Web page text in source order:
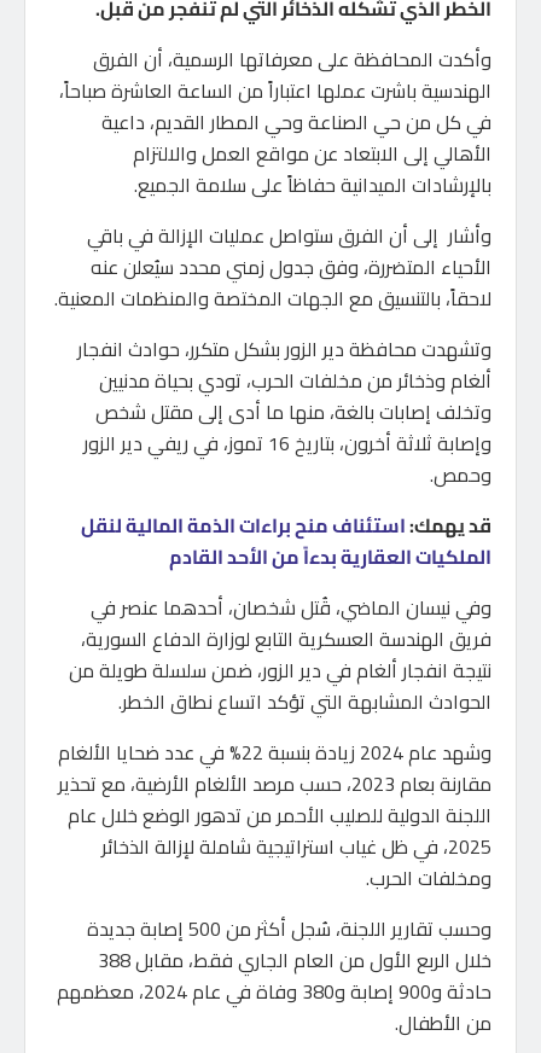
الخطر الذي تشكله الذخائر التي لم تنفجر من قبل.
وأكدت المحافظة على معرفاتها الرسمية، أن الفرق
الهندسية باشرت عملها اعتباراً من الساعة العاشرة صباحاً،
في كل من حي الصناعة وحي المطار القديم، داعية
الأهالي إلى الابتعاد عن مواقع العمل والالتزام
بالإرشادات الميدانية حفاظاً على سلامة الجميع.
وأشار إلى أن الفرق ستواصل عمليات الإزالة في باقي
الأحياء المتضررة، وفق جدول زمني محدد سيُعلن عنه
لاحقاً، بالتنسيق مع الجهات المختصة والمنظمات المعنية.
وتشهدت محافظة دير الزور بشكل متكرر، حوادث انفجار
ألغام وذخائر من مخلفات الحرب، تودي بحياة مدنيين
وتخلف إصابات بالغة، منها ما أدى إلى مقتل شخص
وإصابة ثلاثة أخرون، بتاريخ 16 تموز، في ريفي دير الزور
وحمص.
قد يهمك:استئناف منح براءات الذمة المالية لنقل
الملكيات العقارية بدءاً من الأحد القادم
وفي نيسان الماضي، قُتل شخصان، أحدهما عنصر في
فريق الهندسة العسكرية التابع لوزارة الدفاع السورية،
نتيجة انفجار ألغام في دير الزور، ضمن سلسلة طويلة من
الحوادث المشابهة التي تؤكد اتساع نطاق الخطر.
وشهد عام 2024 زيادة بنسبة 22% في عدد ضحايا الألغام
مقارنة بعام 2023، حسب مرصد الألغام الأرضية، مع تحذير
اللجنة الدولية للصليب الأحمر من تدهور الوضع خلال عام
2025، في ظل غياب استراتيجية شاملة لإزالة الذخائر
ومخلفات الحرب.
وحسب تقارير اللجنة، سُجل أكثر من 500 إصابة جديدة
خلال الربع الأول من العام الجاري فقط، مقابل 388
حادثة و900 إصابة و380 وفاة في عام 2024، معظمهم
من الأطفال.